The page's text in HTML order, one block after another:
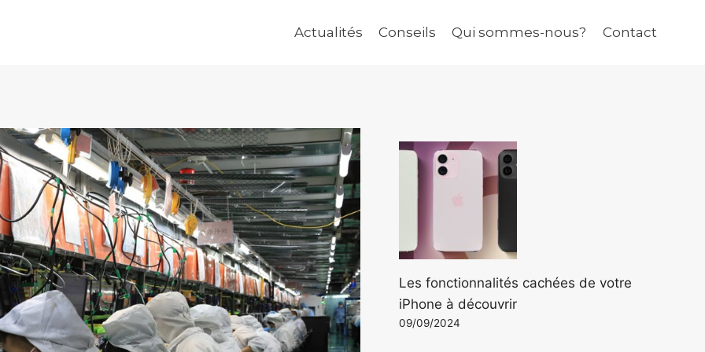
Actualités Conseils Qui sommes-nous? Contact
Les fonctionnalités cachées de votre
iPhone à découvrir
09/09/2024